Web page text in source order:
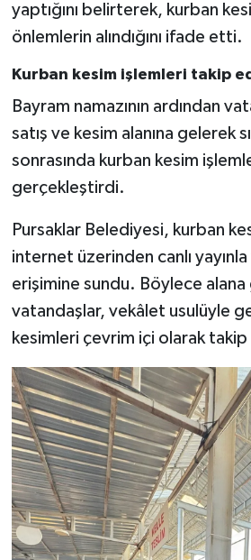
yaptığını belirterek, kurban
önlemlerin alındığını ifade etti.
Kurban kesim işlemleri takip
Bayram namazının ardından
satış ve kesim alanına gelerek
sonrasında kurban kesim
gerçekleştirdi.
Pursaklar Belediyesi, kurban
internet üzerinden canlı
erişimine sundu. Böylece
vatandaşlar, vekâlet usulüyle
kesimleri çevrim içi olarak